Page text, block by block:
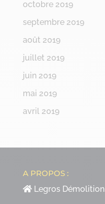
octobre 2019
septembre 2019
août 2019
juillet 2019
juin 2019
mai 2019
avril 2019
A PROPOS :
Legros Démolition